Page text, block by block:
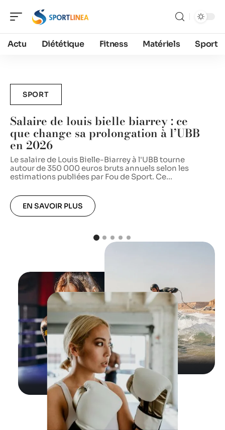
Actu Diététique Fitness Matériels Sport
SPORT
Salaire de louis bielle biarrey : ce
que change sa prolongation à l’UBB
en 2026
Le salaire de Louis Bielle-Biarrey à l'UBB tourne
autour de 350 000 euros bruts annuels selon les
estimations publiées par Fou de Sport. Ce…
EN SAVOIR PLUS